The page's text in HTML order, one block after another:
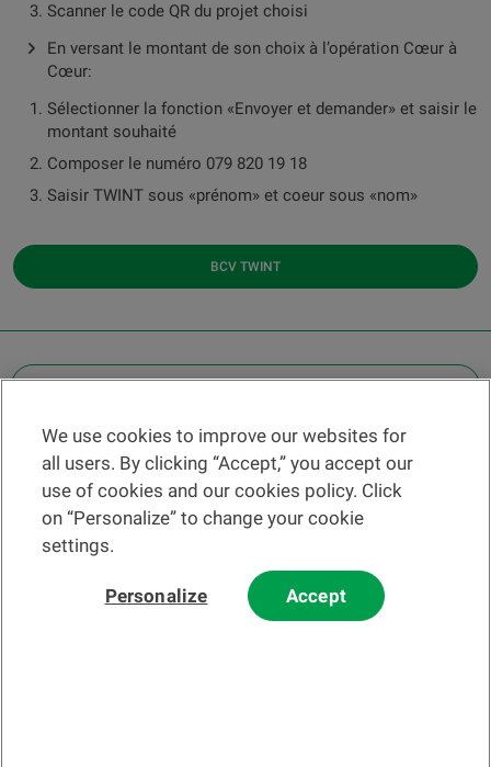
Scanner le code QR du projet choisi
En versant le montant de son choix à l’opération Cœur à
Cœur:
Sélectionner la fonction «Envoyer et demander» et saisir le
montant souhaité
Composer le numéro 079 820 19 18
Saisir TWINT sous «prénom» et coeur sous «nom»
BCV TWINT
Find a branch
Help and contact
News
We use cookies to improve our websites for
all users. By clicking “Accept,” you accept our
use of cookies and our cookies policy. Click
on “Personalize” to change your cookie
settings.
Personalize Accept